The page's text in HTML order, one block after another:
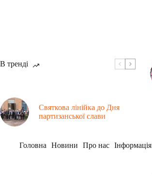
В тренді
Святкова лінійка до Дня
партизанської слави
Головна Новини Про нас Інформація